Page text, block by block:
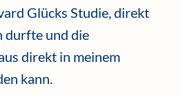
Glücks Studie, direkt
durfte und die
direkt in meinem
kann.